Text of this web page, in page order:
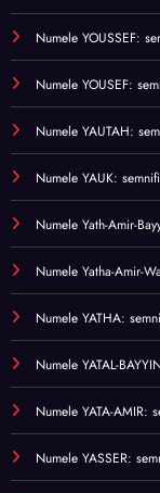
Numele YOUSSEF:
Numele YOUSEF:
Numele YAUTAH:
Numele YAUK:
Numele Yath-Amir-
Numele Yatha-Amir-
Numele YATHA:
Numele YATAL-
Numele YATA-AMIR:
Numele YASSER: